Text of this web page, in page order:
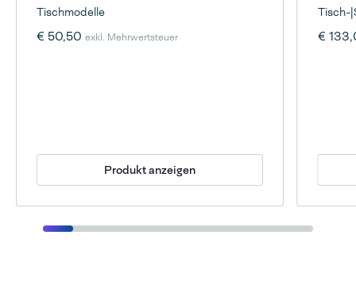
Tischmodelle
€ 50,50exkl. Mehrwertsteuer
Produkt anzeigen
Tisch-
€